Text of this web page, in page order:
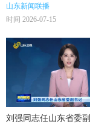
山东新闻联播
时间 2026-07-15
刘强同志任山东省委